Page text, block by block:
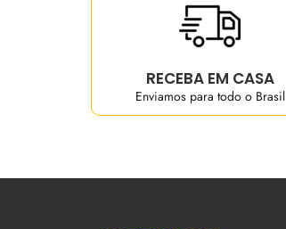
RECEBA EM CASA
Enviamos para todo o Brasil